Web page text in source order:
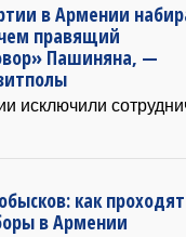
в Армении
правящий
Пашиняна, —
исключили
как проходят
в Армении